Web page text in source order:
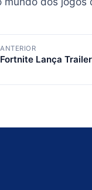
ANTERIOR
Fortnite Lança